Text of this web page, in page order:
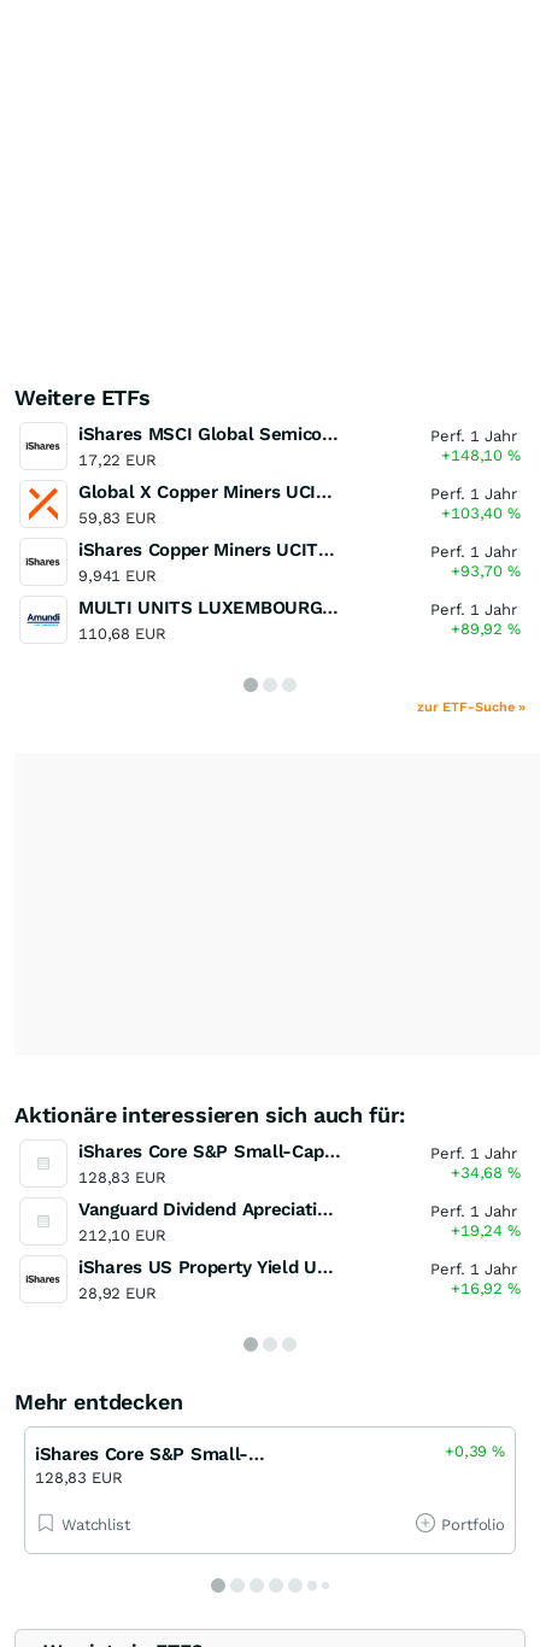
Weitere ETFs
iShares MSCI Global Semiconductors UCITS ETF USD (Acc)
17,22 EUR
Perf. 1 Jahr
+148,10%
Global X Copper Miners UCITS ETF USD Acc
59,83 EUR
Perf. 1 Jahr
+103,40%
iShares Copper Miners UCITS ETF
9,941 EUR
Perf. 1 Jahr
+93,70%
MULTI UNITS LUXEMBOURG - Lyxor MSCI Semiconductors ESG Filtered
110,68 EUR
Perf. 1 Jahr
+89,92%
zur ETF-Suche »
Aktionäre interessieren sich auch für:
iShares Core S&P Small-Cap ETF
128,83 EUR
Perf. 1 Jahr
+34,68%
Vanguard Dividend Apreciation ETF
212,10 EUR
Perf. 1 Jahr
+19,24%
iShares US Property Yield UCITS ETF
28,92 EUR
Perf. 1 Jahr
+16,92%
Mehr entdecken
iShares Core S&P Small-Cap ETF
128,83 EUR
+0,39%
Watchlist Portfolio